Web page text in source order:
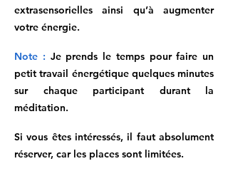
extrasensorielles ainsi qu’à augmenter
votre énergie.
Note : Je prends le temps pour faire un
petit travail énergétique quelques minutes
sur chaque participant durant la
méditation.
Si vous êtes intéressés, il faut absolument
réserver, car les places sont limitées.